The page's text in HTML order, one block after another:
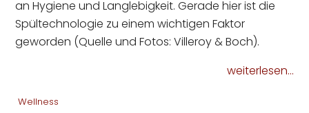
an Hygiene und Langlebigkeit. Gerade hier ist die
Spültechnologie zu einem wichtigen Faktor
geworden (Quelle und Fotos: Villeroy & Boch).
weiterlesen...
Wellness